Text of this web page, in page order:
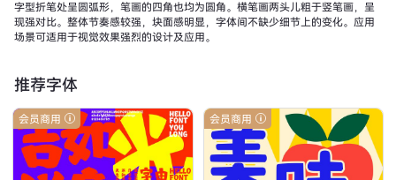
字型折笔处呈圆弧形，笔画的四角也均为圆角。横笔画两头儿粗于竖笔画，呈
现强对比。整体节奏感较强，块面感明显，字体间不缺少细节上的变化。应用
场景可适用于视觉效果强烈的设计及应用。
推荐字体
会员商用 会员商用